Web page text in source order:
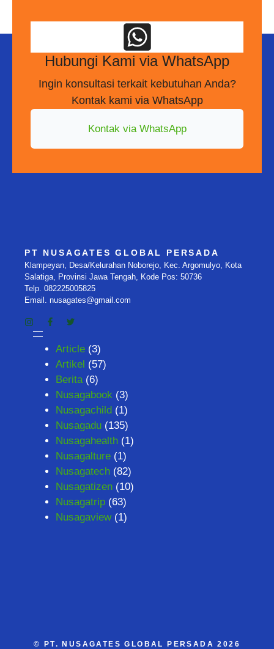
Hubungi Kami via WhatsApp
Ingin konsultasi terkait kebutuhan Anda?
Kontak kami via WhatsApp
Kontak via WhatsApp
PT NUSAGATES GLOBAL PERSADA
Klampeyan, Desa/Kelurahan Noborejo, Kec. Argomulyo, Kota
Salatiga, Provinsi Jawa Tengah, Kode Pos: 50736
Telp. 082225005825
Email. nusagates@gmail.com
Article (3)
Artikel (57)
Berita(6)
Nusagabook (3)
Nusagachild (1)
Nusagadu (135)
Nusagahealth (1)
Nusagalture (1)
Nusagatech (82)
Nusagatizen (10)
Nusagatrip (63)
Nusagaview(1)
© PT. NUSAGATES GLOBAL PERSADA 2026